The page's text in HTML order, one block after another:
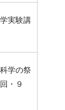
実験講
学の祭
・９